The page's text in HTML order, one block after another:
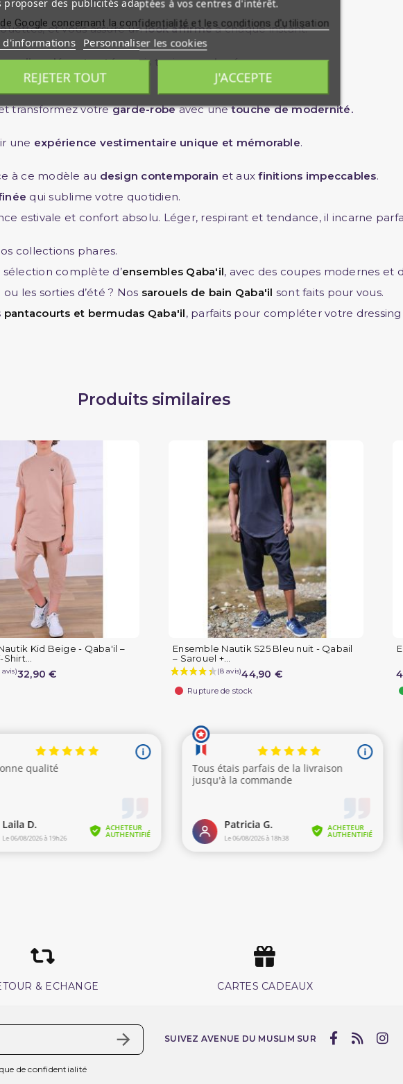
et vous assure unlook affirméà chaque instant.
décontractéemais toujourssoignée.
transformez votregarde-robeavec unetouche de modernité.
une expérience vestimentaire unique et mémorable.
à ce modèle au design contemporain et auxfinitions impeccables.
qui sublime votre quotidien.
estivale et confort absolu. Léger, respirant et tendance, il incarne
collections phares.
complète d’ensembles Qaba'il, avec des coupes modernes et
les sorties d’été ? Nos sarouels de bain Qaba'il sont faits pour vous.
pantacourts et bermudas Qaba'il, parfaits pour compléter votre
Produits similaires
Kid Beige - Qaba'il –
Shirt...
32,90 €
Ensemble Nautik S25 Bleu nuit - Qabail
– Sarouel +...
44,90 €
Rupture de stock
& ECHANGE CARTES CADEAUX
de confidentialité
SUIVEZ AVENUE DU MUSLIM SUR
proposer des publicités adaptées à vos centres d'intérêt.
Google concernant la confidentialité et les conditions d'utilisation
d'informations Personnaliser les cookies
REJETER TOUT J'ACCEPTE